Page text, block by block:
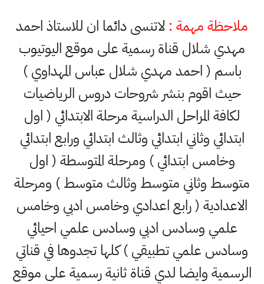
ملاحظة مهمة : لاتنسى دائما ان للاستاذ احمد
مهدي شلال قناة رسمية على موقع اليوتيوب
باسم ( احمد مهدي شلال عباس المهداوي )
حيث اقوم بنشر شروحات دروس الرياضيات
لكافة المراحل الدراسية مرحلة الابتدائي ( اول
ابتدائي وثاني ابتدائي وثالث ابتدائي ورابع ابتدائي
وخامس ابتدائي ) ومرحلة المتوسطة ( اول
متوسط وثاني متوسط وثالث متوسط ) ومرحلة
الاعدادية ( رابع اعدادي وخامس ادبي وخامس
علمي وسادس ادبي وسادس علمي احيائي
وسادس علمي تطبيقي ) كلها تجدوها في قناتي
الرسمية وايضا لدي قناة ثانية رسمية على موقع